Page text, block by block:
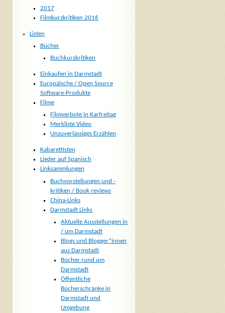
2017
Filmkurzkritiken 2016
Listen
Bücher
Buchkurzkritiken
Einkaufen in Darmstadt
Europäische / Open Source
Software-Produkte
Filme
Filmverbote in Karfreitag
Merkliste Video
Unzuverlässiges Erzählen
Kabarettisten
Lieder auf Spanisch
Linksammlungen
Buchvorstellungen und -
kritiken / Book reviews
China-Links
Darmstadt Links
Aktuelle Ausstellungen in
/ um Darmstadt
Blogs und Blogger*innen
aus Darmstadt
Bücher rund um
Darmstadt
Öffentliche
Bücherschränke in
Darmstadt und
Umgebung